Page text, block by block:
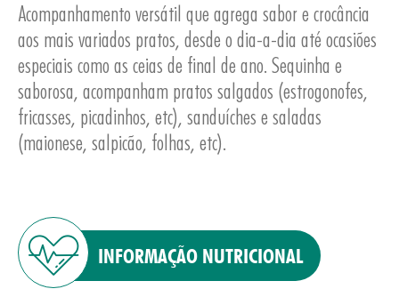
Acompanhamento versátil que agrega sabor e crocância
aos mais variados pratos, desde o dia-a-dia até ocasiões
especiais como as ceias de final de ano. Sequinha e
saborosa, acompanham pratos salgados (estrogonofes,
fricasses, picadinhos, etc), sanduíches e saladas
(maionese, salpicão, folhas, etc).
INFORMAÇÃO NUTRICIONAL